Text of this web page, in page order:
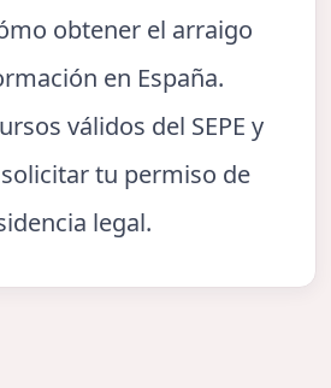
obtener el arraigo
en España.
válidos del SEPE y
tu permiso de
legal.